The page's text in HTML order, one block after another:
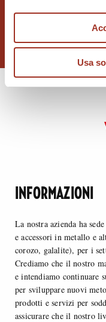
Usa
MODA
INFORMAZIONI
La nostra azienda ha
e accessori in metallo e
corozo, galalite), per i
Crediamo che il nostro
e intendiamo continuare
per sviluppare nuovi
prodotti e servizi per
assicurare che il nostro